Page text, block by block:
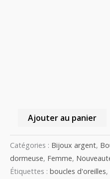
Ajouter au panier
Catégories : Bijoux argent,
dormeuse, Femme,
Étiquettes : boucles d'oreilles,